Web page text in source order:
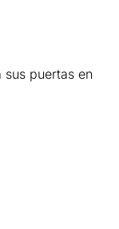
puertas en